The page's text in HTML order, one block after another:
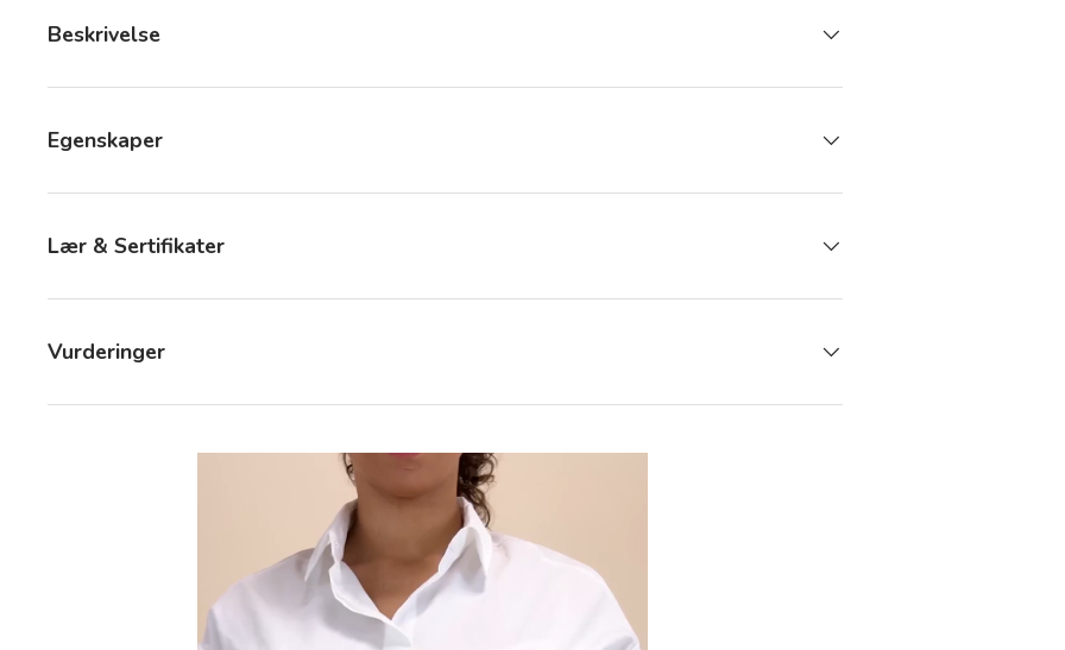
Beskrivelse
Egenskaper
Lær & Sertifikater
Vurderinger